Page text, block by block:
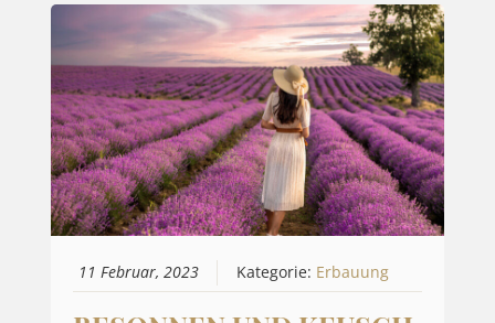
11 Februar, 2023 Kategorie: Erbauung